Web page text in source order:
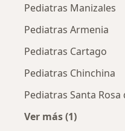
Pediatras Manizales
Pediatras Armenia
Pediatras Cartago
Pediatras Chinchina
Pediatras Santa Rosa
Ver más (1)